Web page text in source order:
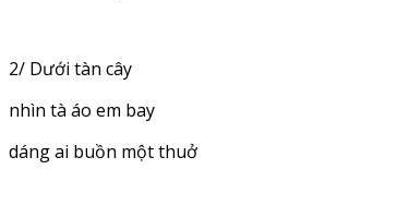
2/ Dưới tàn cây
nhìn tà áo em bay
dáng ai buồn một thuở